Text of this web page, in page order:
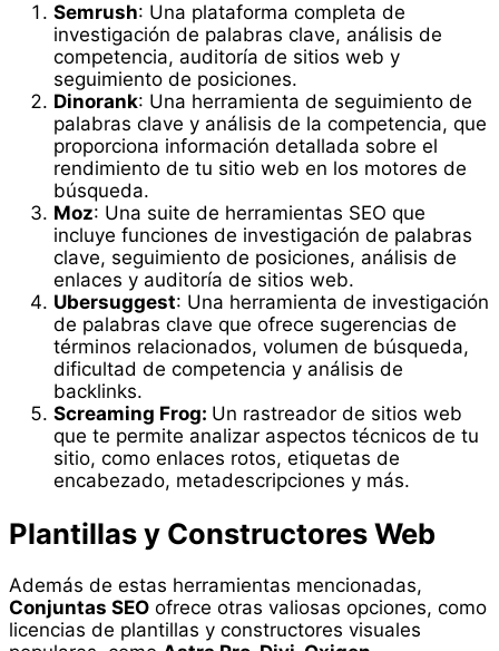
Semrush: Una plataforma completa de
investigación de palabras clave, análisis de
competencia, auditoría de sitios web y
seguimiento de posiciones.
Dinorank: Una herramienta de seguimiento de
palabras clave y análisis de la competencia, que
proporciona información detallada sobre el
rendimiento de tu sitio web en los motores de
búsqueda.
Moz: Una suite de herramientas SEO que
incluye funciones de investigación de palabras
clave, seguimiento de posiciones, análisis de
enlaces y auditoría de sitios web.
Ubersuggest: Una herramienta de investigación
de palabras clave que ofrece sugerencias de
términos relacionados, volumen de búsqueda,
dificultad de competencia y análisis de
backlinks.
Screaming Frog: Un rastreador de sitios web
que te permite analizar aspectos técnicos de tu
sitio, como enlaces rotos, etiquetas de
encabezado, metadescripciones y más.
Plantillas y Constructores Web
Además de estas herramientas mencionadas,
Conjuntas SEO ofrece otras valiosas opciones, como
licencias de plantillas y constructores visuales